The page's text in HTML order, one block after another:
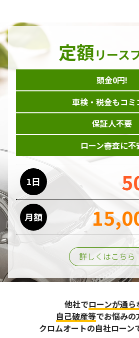
定額リース
頭金0円!
車検・税金もコミ
保証人不要
ローン審査に不
1日
月額
詳しくはこちら
他社でローンが通ら
自己破産等でお悩みの
クロムオートの自社ローン